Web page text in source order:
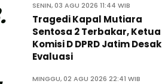
SENIN, 03 AGU 2026 11:44 WIB
Tragedi Kapal Mutiara
Sentosa 2 Terbakar, Ketua
Komisi D DPRD Jatim Desak
Evaluasi
MINGGU, 02 AGU 2026 22:41 WIB